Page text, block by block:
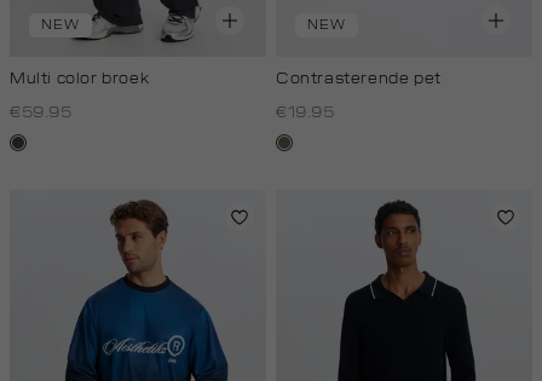
NEW
Multi color broek
€59.95
donkergrijs
NEW
Contrasterende pet
€19.95
middenbruin